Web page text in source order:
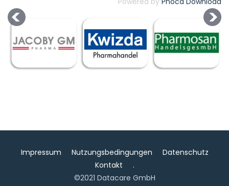
Impressum Nutzungsbedingungen
Datenschutz
Kontakt
.
©2021 Datacare GmbH